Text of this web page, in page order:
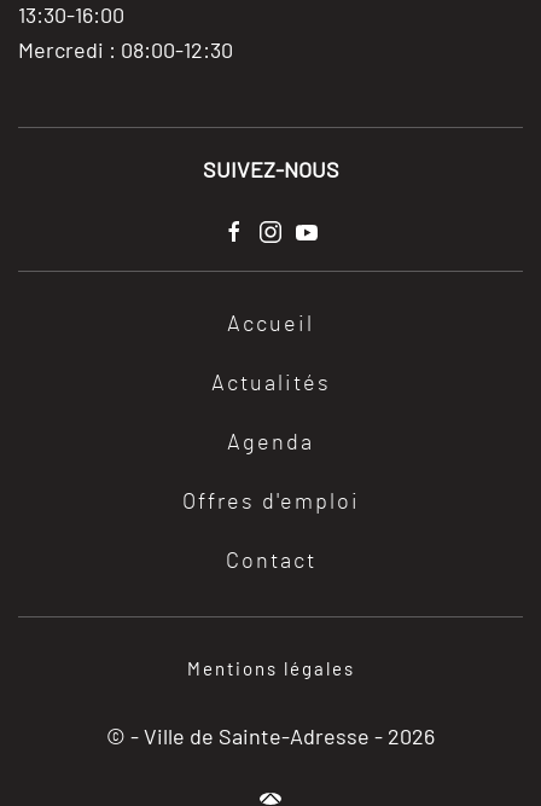
13:30-16:00
Mercredi : 08:00-12:30
SUIVEZ-NOUS
Accueil
Actualités
Agenda
Offres d'emploi
Contact
Mentions légales
© - Ville de Sainte-Adresse - 2026